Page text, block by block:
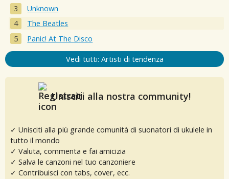
Unknown
The Beatles
Panic! At The Disco
Vedi tutti: Artisti di tendenza
Unisciti alla nostra community!
✓ Unisciti alla più grande comunità di suonatori di ukulele in
tutto il mondo
✓ Valuta, commenta e fai amicizia
✓ Salva le canzoni nel tuo canzoniere
✓ Contribuisci con tabs, cover, ecc.